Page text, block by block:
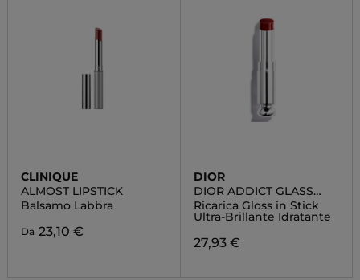
CLINIQUE
ALMOST LIPSTICK
Balsamo Labbra
Da 23,10 €
DIOR
DIOR ADDICT GLASS
LIPSTICK
Ricarica Gloss in Stick
Ultra-Brillante Idratante
27,93 €